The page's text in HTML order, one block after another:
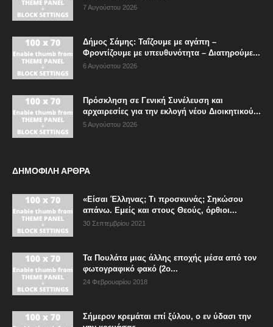
7 Αυγούστου 2026
Δήμος Σάμης: Ταΐζουμε με αγάπη –
Φροντίζουμε με υπευθυνότητα – Διατηρούμε...
6 Αυγούστου 2026
Πρόσκληση σε Γενική Συνέλευση και
αρχαιρεσίες για την εκλογή νέου Διοικητικού...
5 Αυγούστου 2026
ΔΗΜΟΦΙΛΗ ΑΡΘΡΑ
«Είσαι Έλληνας; Τι προσκυνάς; Σηκώσου
απάνω. Εμείς και στους Θεούς, όρθιοι...
30 Σεπτεμβρίου 2021
Τα Πουλάτα μιας άλλης εποχής μέσα από τον
φωτογραφικό φακό (2ο...
24 Φεβρουαρίου 2018
Σήμερον κρεμάται επί ξύλου, ο εν ύδασι την